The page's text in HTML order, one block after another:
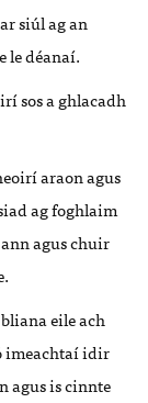
siúl ag an
le déanaí.
sos a ghlacadh
araon agus
ag foghlaim
agus chuir
eile ach
imeachtaí idir
agus is cinnte